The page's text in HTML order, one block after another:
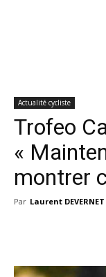
Actualité cycliste
Trofeo
«
montrer
Par Laurent DEVERNET